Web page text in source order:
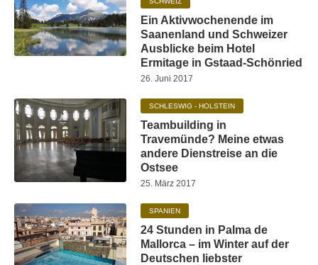
Ein Aktivwochenende im
Saanenland und Schweizer
Ausblicke beim Hotel
Ermitage in Gstaad-Schönried
26. Juni 2017
SCHLESWIG - HOLSTEIN
Teambuilding in
Travemünde? Meine etwas
andere Dienstreise an die
Ostsee
25. März 2017
SPANIEN
24 Stunden in Palma de
Mallorca – im Winter auf der
Deutschen liebster